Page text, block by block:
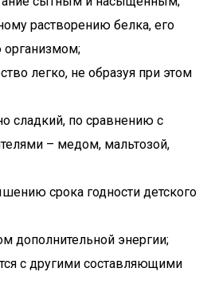
растворению белка, его
легко, не образуя при этом
сладкий, по сравнению с
– медом, мальтозой,
срока годности детского
дополнительной энергии;
с другими составляющими